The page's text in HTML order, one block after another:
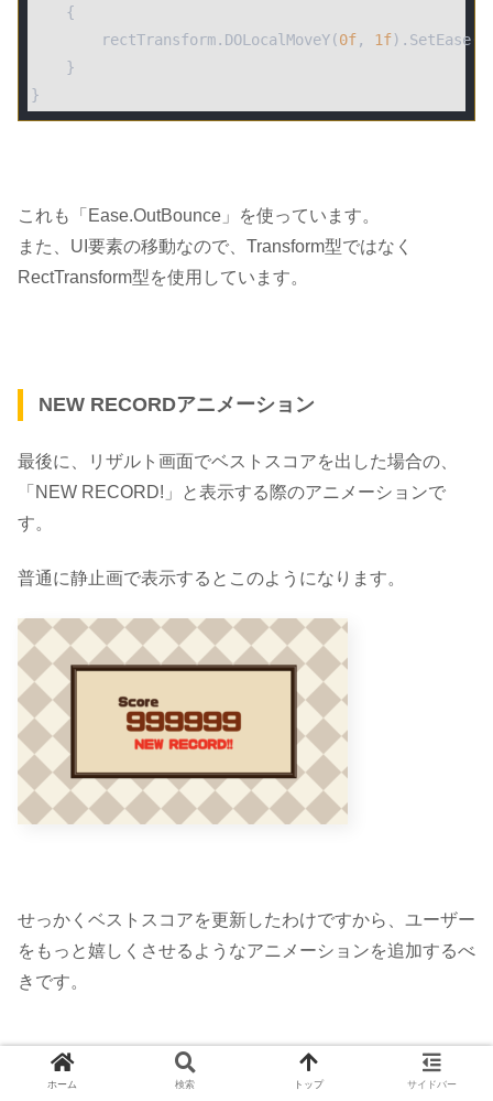
    {
        rectTransform.DOLocalMoveY(
0f, 1f
    }
}
これも 「Ease.OutBounce」
を使っています。
また、UI要素の移動なので、Transform型ではなく
RectTransform型を使用しています。
NEW RECORDアニメーション
最後に、リザルト画面でベストスコアを出した場合の、
「NEW RECORD!」と表示する際のアニメーションで
す。
普通に静止画で表示するとこのようになります。
せっかくベストスコアを更新したわけですから、ユーザー
をもっと嬉しくさせるようなアニメーションを追加するべ
きです。
ということで、DOTweenを用いて作成したのがこちら。
ホーム 検索 トップ サイドバー